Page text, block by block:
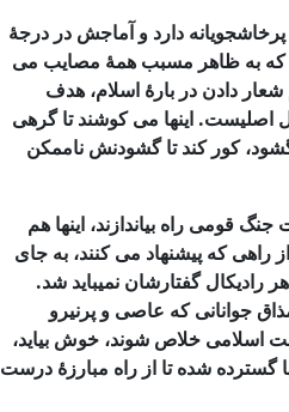
پرخاشجویانه دارد و آماجش در درجۀ
که به ظاهر مسبب همۀ مصایب می
دادن در بارۀ اسلام، هدف
اصلیست. اینها می کوشند تا گرهی
گشود، کور کند تا گشودنش ناممکن
قومی راه بیاندازند، اینها هم
راهی که پیشنهاد می کنند، به جای
رادیکال گفتارشان نمیباید شد.
جوانانی که عاصی و پرنیرو
اسلامی خلاص شوند، خوش بیاید،
گسترده شده تا از راه مبارزۀ درست